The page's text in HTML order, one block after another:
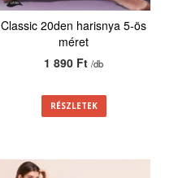
Classic 20den harisnya 5-ös
méret
1 890 Ft/db
RÉSZLETEK